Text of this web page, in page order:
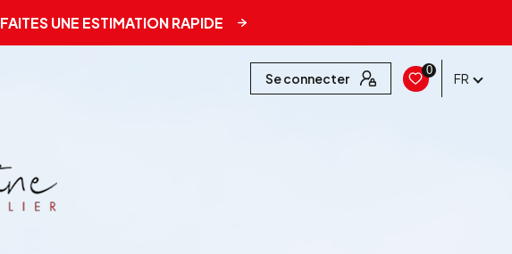
FAITES UNE ESTIMATION RAPIDE
Se connecter
0
FR